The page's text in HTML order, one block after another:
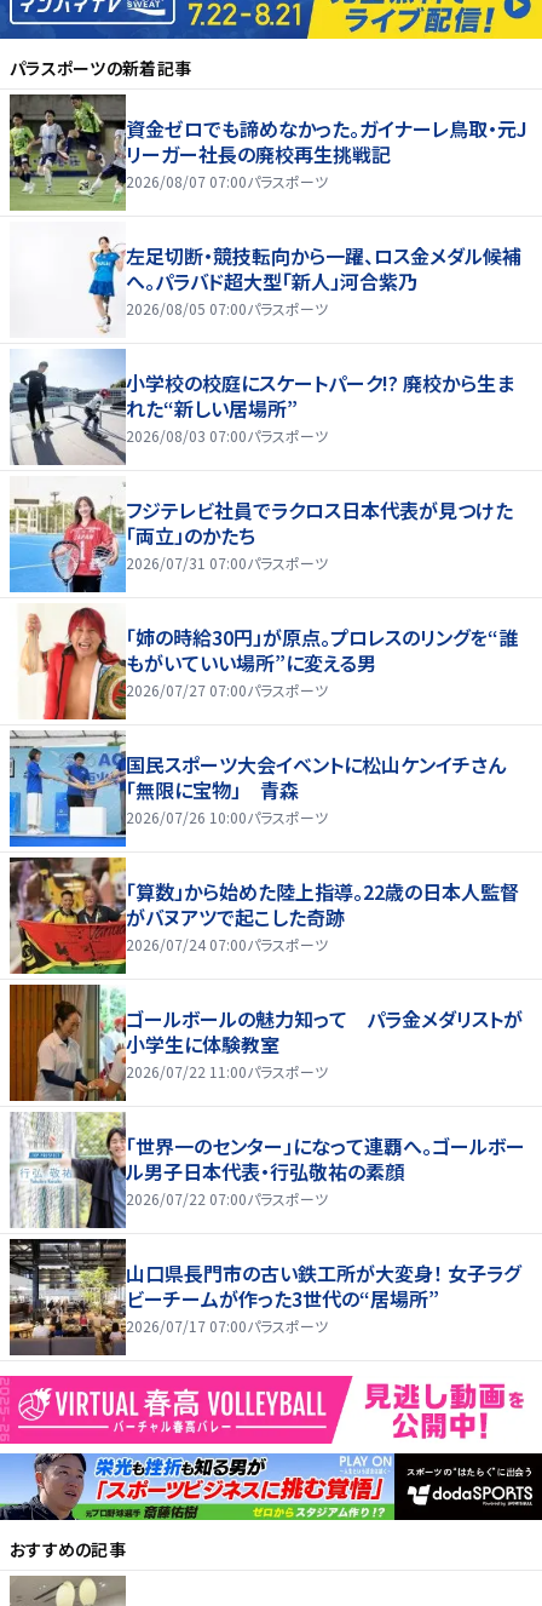
パラスポーツの新着記事
資金ゼロでも諦めなかった。ガイナーレ鳥取・元J
リーガー社長の廃校再生挑戦記
2026/08/07 07:00パラスポーツ
左足切断・競技転向から一躍、ロス金メダル候補
へ。パラバド超大型「新人」河合紫乃
2026/08/05 07:00パラスポーツ
小学校の校庭にスケートパーク!? 廃校から生ま
れた“新しい居場所”
2026/08/03 07:00パラスポーツ
フジテレビ社員でラクロス日本代表が見つけた
「両立」のかたち
2026/07/31 07:00パラスポーツ
「姉の時給30円」が原点。プロレスのリングを“誰
もがいていい場所”に変える男
2026/07/27 07:00パラスポーツ
国民スポーツ大会イベントに松山ケンイチさん
「無限に宝物」 青森
2026/07/26 10:00パラスポーツ
「算数」から始めた陸上指導。22歳の日本人監督
がバヌアツで起こした奇跡
2026/07/24 07:00パラスポーツ
ゴールボールの魅力知って パラ金メダリストが
小学生に体験教室
2026/07/22 11:00パラスポーツ
「世界一のセンター」になって連覇へ。ゴールボー
ル男子日本代表・行弘敬祐の素顔
2026/07/22 07:00パラスポーツ
山口県長門市の古い鉄工所が大変身！ 女子ラグ
ビーチームが作った3世代の“居場所”
2026/07/17 07:00パラスポーツ
おすすめの記事